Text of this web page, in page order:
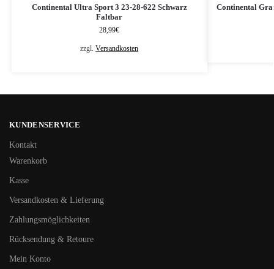
Continental Ultra Sport 3 23-28-622 Schwarz
Faltbar
28,99€
zzgl.Versandkosten
Continental
KUNDENSERVICE
Kontakt
Warenkorb
Kasse
Versandkosten & Lieferung
Zahlungsmöglichkeiten
Rücksendung & Retoure
Mein Konto